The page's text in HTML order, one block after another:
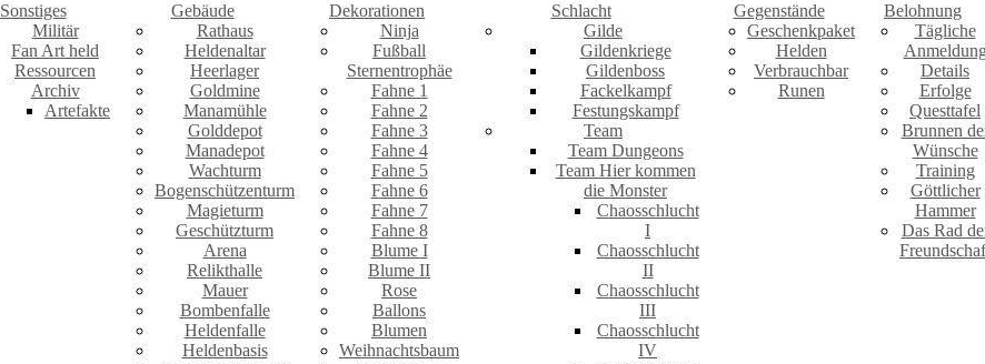
Sonstiges
Militär
Fan Art held
Ressourcen
Archiv
Artefakte
Gebäude
Rathaus
Heldenaltar
Heerlager
Goldmine
Manamühle
Golddepot
Manadepot
Wachturm
Bogenschützenturm
Magieturm
Geschützturm
Arena
Relikthalle
Mauer
Bombenfalle
Heldenfalle
Heldenbasis
Dekorationen
Ninja
Fußball
Sternentrophäe
Fahne 1
Fahne 2
Fahne 3
Fahne 4
Fahne 5
Fahne 6
Fahne 7
Fahne 8
Blume I
Blume II
Rose
Ballons
Blumen
Weihnachtsbaum
Schlacht
Gilde
Gildenkriege
Gildenboss
Fackelkampf
Festungskampf
Team
Team Dungeons
Team Hier kommen
die Monster
Chaosschlucht
I
Chaosschlucht
II
Chaosschlucht
III
Chaosschlucht
IV
Gegenstände
Geschenkpaket
Helden
Verbrauchbar
Runen
Belohnung
Tägliche
Details
Erfolge
Questtafel
Brunnen
Wünsche
Training
Göttlicher
Hammer
Das Rad